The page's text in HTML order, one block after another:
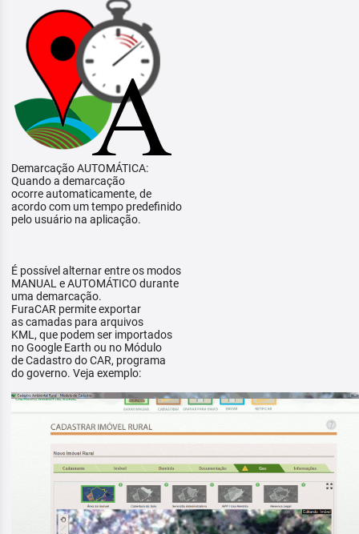
Demarcação AUTOMÁTICA:
Quando a demarcação
ocorre automaticamente, de
acordo com um tempo predefinido
pelo usuário na aplicação.
É possível alternar entre os modos
MANUAL e AUTOMÁTICO durante
uma demarcação.
FuraCAR permite exportar
as camadas para arquivos
KML, que podem ser importados
no Google Earth ou no Módulo
de Cadastro do CAR, programa
do governo. Veja exemplo: